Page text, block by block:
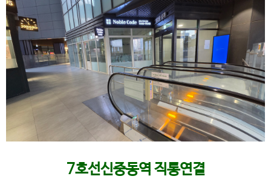
7호선신중동역 직통연결